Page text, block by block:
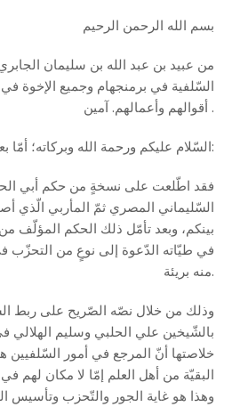
بسم الله الرحمن الرحيم
من عبيد بن عبد الله بن سليمان
السّلفية في برمنجهام وجميع الإخوة
أقوالهم وأعمالهم. آمين .
السّلام عليكم ورحمة الله وبركاته؛ أمّا بعد:
فقد اطّلعت على نسخةٍ من حكم أبي
السّليماني المصري ثمّ المأربي الّذي
بينكم، وبعد تأمّل ذلك الحكم المؤلّف
في طيّاته الدّعوة إلى نوعٍ من التحزّب
منه بريئة.
وذلك من خلال نصّه الصّريح على ربط
بالشّيخين علي الحلبي وسليم الهلالي
خلاصتها أنّ المرجع في أمور
البقيّة من أهل العلم إمّا لا مكان لهم
وهذا هو غاية الجور والتّحزب وتأسيس